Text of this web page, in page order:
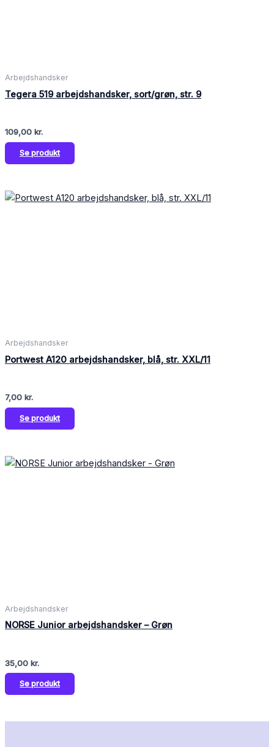
Arbejdshandsker
Tegera 519 arbejdshandsker, sort/grøn, str. 9
109,00 kr.
Se produkt
Arbejdshandsker
Portwest A120 arbejdshandsker, blå, str. XXL/11
7,00 kr.
Se produkt
Arbejdshandsker
NORSE Junior arbejdshandsker – Grøn
35,00 kr.
Se produkt